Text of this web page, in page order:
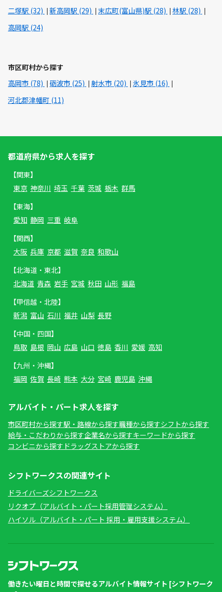
二塚駅 (32)
新高岡駅 (29) 末広町(富山県)駅 (28)
林駅 (28)
高岡駅 (24)
市区町村から探す
高岡市 (78)
砺波市 (25) 射水市 (20)
氷見市 (16)
河北郡津幡町 (11)
都道府県から求人を探す
【関東】
東京 神奈川 埼玉 千葉 茨城 栃木 群馬
【東海】
愛知 静岡 三重 岐阜
【関西】
大阪 兵庫 京都 滋賀 奈良 和歌山
【北海道・東北】
北海道 青森 岩手 宮城 秋田 山形 福島
【甲信越・北陸】
新潟 富山 石川 福井 山梨 長野
【中国・四国】
鳥取 島根 岡山 広島 山口 徳島 香川 愛媛 高知
【九州・沖縄】
福岡 佐賀 長崎 熊本 大分 宮崎 鹿児島 沖縄
アルバイト・パート求人を探す
市区町村から探す駅・路線から探す職種から探すシフトから探す
給与・こだわりから探す企業名から探すキーワードから探す
コンビニから探す ドラッグストアから探す
シフトワークスの関連サイト
ドライバーズシフトワークス
リクオプ（アルバイト・パート採用管理システム）
ハイソル（アルバイト・パート 採用・雇用支援システム）
働きたい曜日と時間で探せるアルバイト情報サイト [シフトワーク